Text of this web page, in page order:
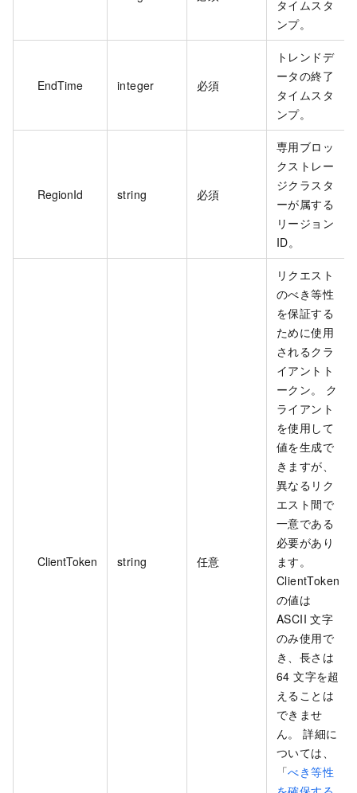
タイムスタ
ンプ。
EndTime integer 必須
トレンドデ
ータの終了
タイムスタ
ンプ。
RegionId string 必須
専用ブロッ
クストレー
ジクラスタ
ーが属する
リージョン
ID。
ClientToken string 任意
リクエスト
のべき等性
を保証する
ために使用
されるクラ
イアントト
ークン。 ク
ライアント
を使用して
値を生成で
きますが、
異なるリク
エスト間で
一意である
必要があり
ます。
ClientToken
の値は
ASCII 文字
のみ使用で
き、長さは
64 文字を超
えることは
できませ
ん。 詳細に
ついては、
「べき等性